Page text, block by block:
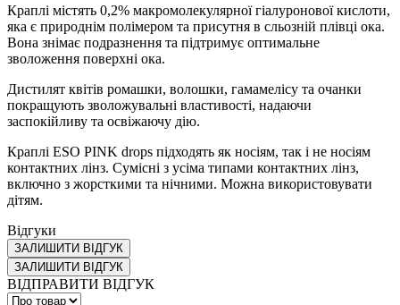
Краплі містять 0,2% макромолекулярної гіалуронової кислоти,
яка є природнім полімером та присутня в сльозній плівці ока.
Вона знімає подразнення та підтримує оптимальне
зволоження поверхні ока.
Дистилят квітів ромашки, волошки, гамамелісу та очанки
покращують зволожувальні властивості, надаючи
заспокійливу та освіжаючу дію.
Краплі ESO PINK drops підходять як носіям, так і не носіям
контактних лінз. Сумісні з усіма типами контактних лінз,
включно з жорсткими та нічними. Можна використовувати
дітям.
Відгуки
ЗАЛИШИТИ ВІДГУК
ЗАЛИШИТИ ВІДГУК
ВІДПРАВИТИ ВІДГУК